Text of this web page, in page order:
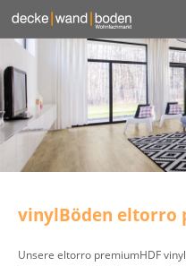
vinylBöden eltorro
Unsere eltorro premiumHDF